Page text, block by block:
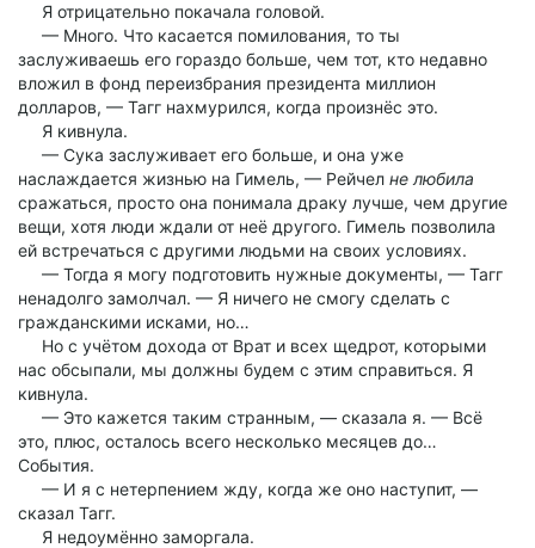
Я отрицательно покачала головой.
— Много. Что касается помилования, то ты
заслуживаешь его гораздо больше, чем тот, кто недавно
вложил в фонд переизбрания президента миллион
долларов, — Тагг нахмурился, когда произнёс это.
Я кивнула.
— Сука заслуживает его больше, и она уже
наслаждается жизнью на Гимель, — Рейчел не любила
сражаться, просто она понимала драку лучше, чем другие
вещи, хотя люди ждали от неё другого. Гимель позволила
ей встречаться с другими людьми на своих условиях.
— Тогда я могу подготовить нужные документы, — Тагг
ненадолго замолчал. — Я ничего не смогу сделать с
гражданскими исками, но…
Но с учётом дохода от Врат и всех щедрот, которыми
нас обсыпали, мы должны будем с этим справиться. Я
кивнула.
— Это кажется таким странным, — сказала я. — Всё
это, плюс, осталось всего несколько месяцев до…
События.
— И я с нетерпением жду, когда же оно наступит, —
сказал Тагг.
Я недоумённо заморгала.